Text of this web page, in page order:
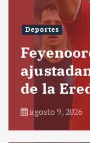
Deportes
de la
agosto 9, 2026